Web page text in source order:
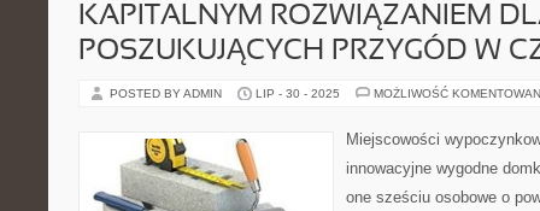
KAPITALNYM ROZWIĄZANIEM
POSZUKUJĄCYCH PRZYGÓD W
POSTED BY ADMIN LIP - 30 - 2025 MOŻLIWOŚĆ
Miejscowości
innowacyjne wygodne
one sześciu osobowe o